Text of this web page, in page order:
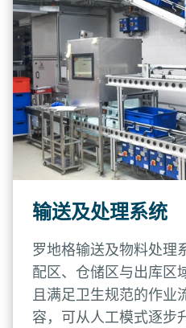
输送及处理系统
罗地格输送及物料处理
配区、仓储区与出库区
且满足卫生规范的作业
容，可从人工模式逐步